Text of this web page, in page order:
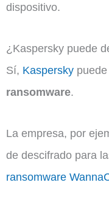
dispositivo.
¿Kaspersky puede
Sí, Kaspersky puede
ransomware.
La empresa, por
de descifrado para
ransomware